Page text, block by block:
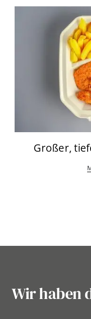
Großer,
Wir haben